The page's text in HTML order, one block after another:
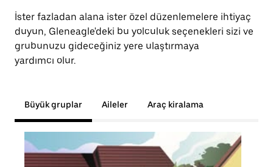
İster fazladan alana ister özel düzenlemelere ihtiyaç
duyun, Gleneagle'deki bu yolculuk seçenekleri sizi ve
grubunuzu gideceğiniz yere ulaştırmaya
yardımcı olur.
Büyük gruplar Aileler Araç kiralama